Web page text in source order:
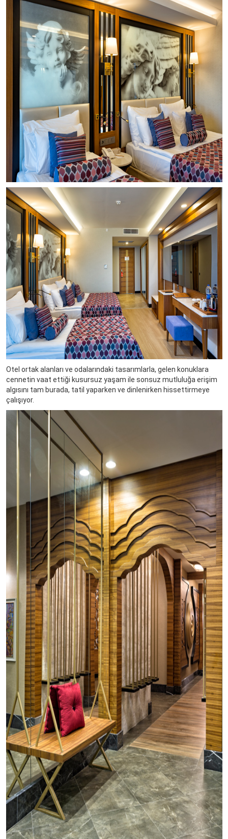
Otel ortak alanları ve odalarındaki tasarımlarla, gelen konuklara
cennetin vaat ettiği kusursuz yaşam ile sonsuz mutluluğa erişim
algısını tam burada, tatil yaparken ve dinlenirken hissettirmeye
çalışıyor.